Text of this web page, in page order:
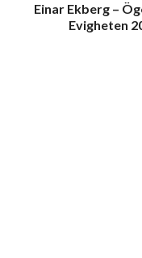
Einar Ekberg –
Evigheten